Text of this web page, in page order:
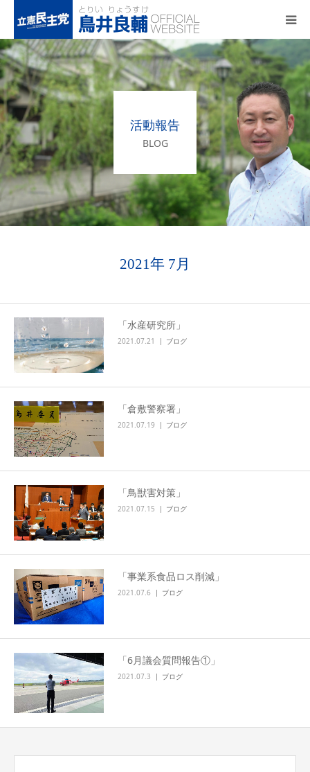
活動報告
BLOG
2021年 7月
「水産研究所」
2021.07.21 ブログ
「倉敷警察署」
2021.07.19 ブログ
「鳥獣害対策」
2021.07.15 ブログ
「事業系食品ロス削減」
2021.07.6 ブログ
「6月議会質問報告①」
2021.07.3 ブログ
トップページ
基本政策
プロフィール
事務所アクセス
活動報告